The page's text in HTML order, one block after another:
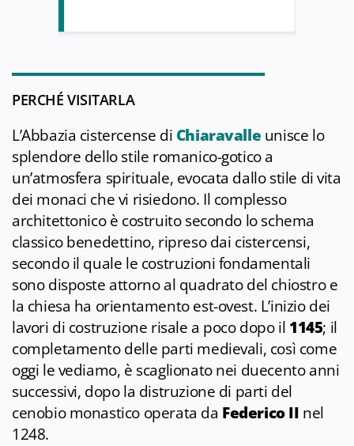
PERCHÉ VISITARLA
L’Abbazia cistercense di Chiaravalle unisce lo
splendore dello stile romanico-gotico a
un’atmosfera spirituale, evocata dallo stile di vita
dei monaci che vi risiedono. Il complesso
architettonico è costruito secondo lo schema
classico benedettino, ripreso dai cistercensi,
secondo il quale le costruzioni fondamentali
sono disposte attorno al quadrato del chiostro e
la chiesa ha orientamento est-ovest. L’inizio dei
lavori di costruzione risale a poco dopo il 1145; il
completamento delle parti medievali, così come
oggi le vediamo, è scaglionato nei duecento anni
successivi, dopo la distruzione di parti del
cenobio monastico operata da Federico II nel
1248.